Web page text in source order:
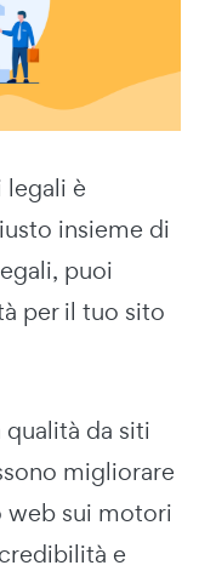
legali è
insieme di
puoi
per il tuo sito
da siti
migliorare
web sui motori
e